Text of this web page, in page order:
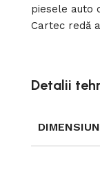
piesele auto
Cartec redă
Detalii